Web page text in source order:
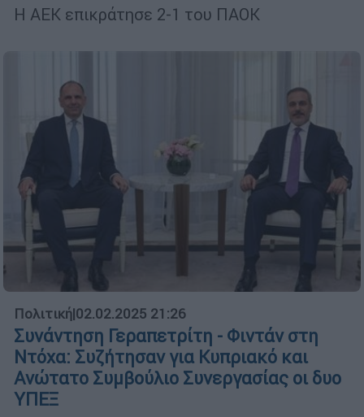
Η ΑΕΚ επικράτησε 2-1 του ΠΑΟΚ
Πολιτική|02.02.2025 21:26
Συνάντηση Γεραπετρίτη - Φιντάν στη
Ντόχα: Συζήτησαν για Κυπριακό και
Ανώτατο Συμβούλιο Συνεργασίας οι δυο
ΥΠΕΞ